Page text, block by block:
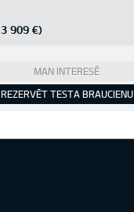
3 909 €)
MAN INTERESĒ
REZERVĒT TESTA BRAUCIENU